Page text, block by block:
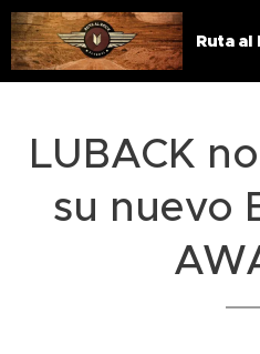
Ruta al
LUBACK
su nuevo